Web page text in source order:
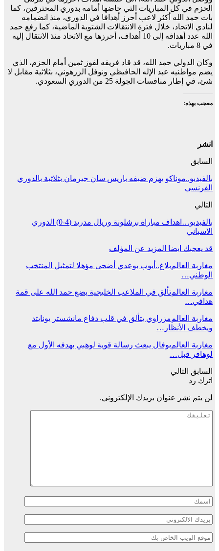
الحزم في كل المباريات التي خاضها أمامه بدوري المحترفين، كما
بات حمد الله أكثر لاعب أحرز أهدافا في الدوري، منذ انضمامه
لنادي الاتحاد، خلال فترة الانتقالات الشتوية الماضية، كما رفع حمد
الله عدد أهدافه إلى 10 أهداف، أحرزها مع الاتحاد منذ الانتقال إليه
في 8 مباريات.
وكان الدولي حمد الله، قد قاد فريقه لفوز ثمين أمام الحزم، الذي
يضم مواطنيه عبد الإله الحافيظي ونوفل الزرهوني، بثلاثية مقابل لا
شئ، في إطار منافسات الجولة 25 من الدوري السعودي.
معجب بهذه:
انشر
السابق
بالفيديو..موناكو يهزم ضيفه باريس سان جيرمان بثلاثية بالدوري
الفرنسي
التالي
بالفيديو…اهداف مباراة برشلونة وريال مدريد (4-0) الدوري
الاسباني
قد يعجبك ايضا المزيد عن المؤلف
مغاربة العالمبلاغ..أيوب بوعدي أضحى مؤهلا لتمثيل المنتخب
الوطني…
مغاربة العالمتألق في الملاعب الخليجية يضع حمد الله على قمة
هدافي…
مغاربة العالممزراوي يتألق في قلب دفاع مانشستر يونايتد
ويخطف الأنظار…
مغاربة العالمبوفال يبعث رسالة قوية لوهبي بهدفه الأول مع
لوهافر قبل…
السابق التالي
اترك رد
لن يتم نشر عنوان بريدك الإلكتروني.